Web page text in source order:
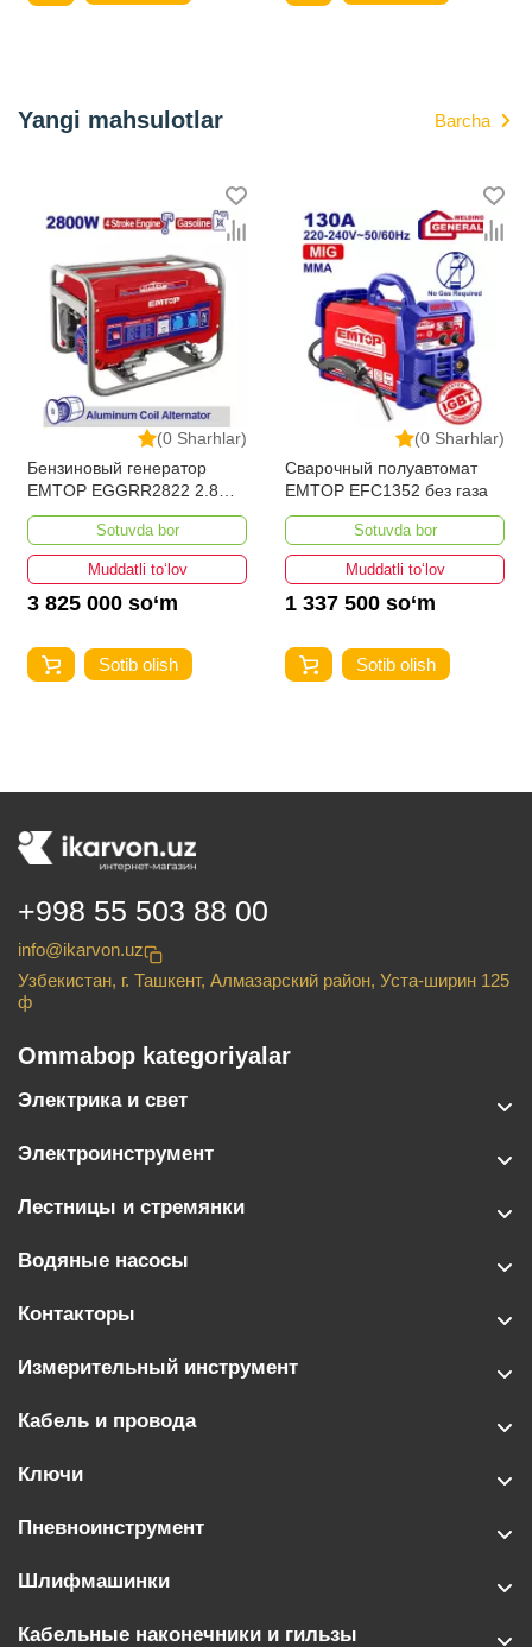
Yangi mahsulotlar Barcha
(0 Sharhlar)
Сварочный полуавтомат
EMTOP EFC1352 без газа
Sotuvda bor
Muddatli to‘lov
1 337 500 so‘m
Sotib olish
(0 Sharhlar)
Сварочный аппарат
EMTOP EWDEM2568
MMA/TIG Lift
Sotuvda bor
Muddatli to‘lov
2 625 000 so‘m
Sotib olish
+998 55 503 88 00
info@ikarvon.uz
Узбекистан, г. Ташкент, Алмазарский район, Уста-ширин 125
ф
Ommabop kategoriyalar
Электрика и свет
Электроинструмент
Лестницы и стремянки
Водяные насосы
Контакторы
Измерительный инструмент
Кабель и провода
Ключи
Пневноинструмент
Шлифмашинки
Кабельные наконечники и гильзы